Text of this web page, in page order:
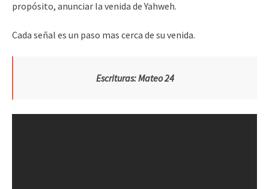
propósito, anunciar la venida de Yahweh.
Cada señal es un paso mas cerca de su venida.
Escrituras: Mateo 24